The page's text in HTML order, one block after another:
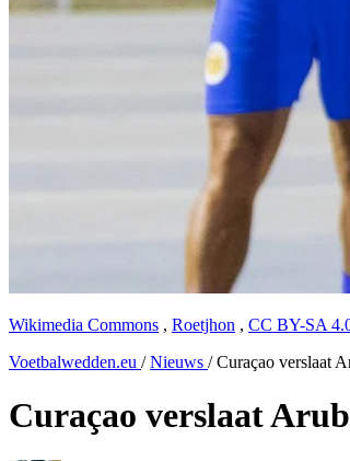
Wikimedia Commons , Roetjhon , CC BY-SA
Voetbalwedden.eu / Nieuws / Curaçao verslaat
Curaçao verslaat